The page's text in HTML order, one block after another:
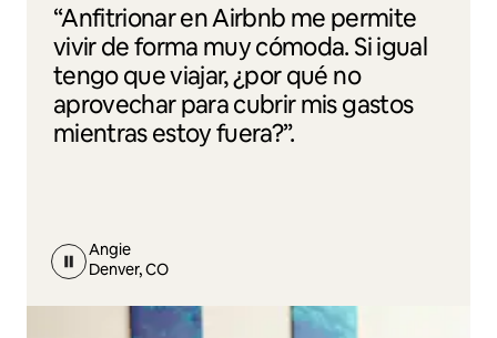
“Anfitrionar en Airbnb me permite
vivir de forma muy cómoda. Si igual
tengo que viajar, ¿por qué no
aprovechar para cubrir mis gastos
mientras estoy fuera?”.
Angie
Denver, CO